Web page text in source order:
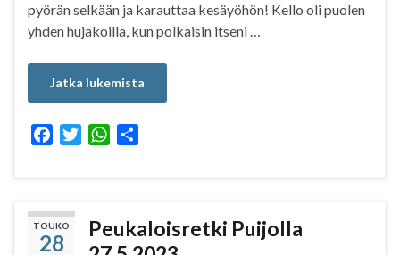
pyörän selkään ja karauttaa kesäyöhön! Kello oli puolen
yhden hujakoilla, kun polkaisin itseni …
Jatka lukemista
c
e
b
o
i
t
W
a
t
A
a
r
TOUKO
28
Peukaloisretki Puijolla